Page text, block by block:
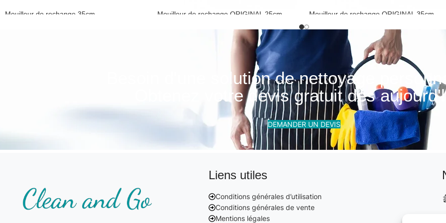
Mouilleur de rechange 35cm Mouilleur de rechange ORIGINAL 25cm Mouilleur de rechange ORIGINAL 35cm
Mouilleur et support
Besoin d'une solution de nettoyage
Obtenez votre devis gratuit dès
DEMANDER UN DEVIS
Liens utiles
Conditions générales d’utilisation
Conditions générales de vente
Mentions légales